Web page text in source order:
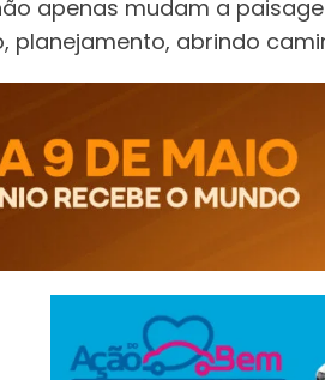
apenas mudam a
planejamento, abrindo